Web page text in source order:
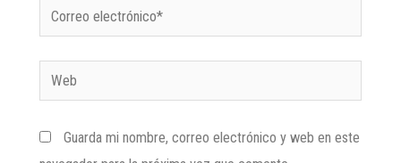
Guarda mi nombre, correo electrónico y web en este